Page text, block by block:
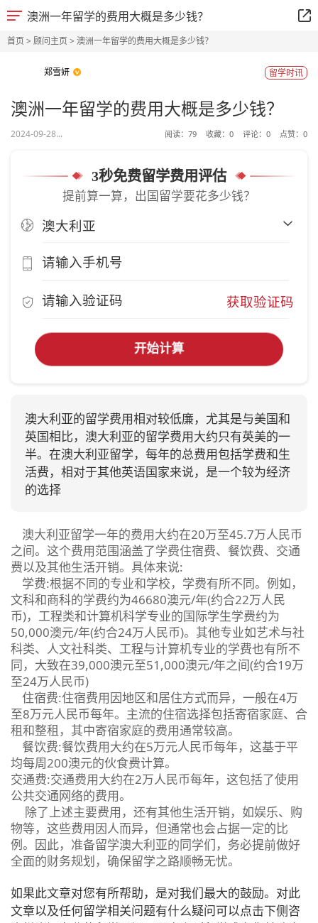
澳洲一年留学的费用大概是多少钱？
首页> 顾问主页> 澳洲一年留学的费用大概是多少钱？
郑雪妍 留学时讯
澳洲一年留学的费用大概是多少钱？
2024-09-28... 阅读： 79 收藏： 0 评论： 0 点赞： 0
3秒免费留学费用评估
提前算一算，出国留学要花多少钱？
获取验证码
开始计算
澳大利亚的留学费用相对较低廉，尤其是与美国和
英国相比，澳大利亚的留学费用大约只有英美的一
半。在澳大利亚留学，每年的总费用包括学费和生
活费，相对于其他英语国家来说，是一个较为经济
的选择
澳大利亚留学一年的费用大约在20万至45.7万人民币
之间。这个费用范围涵盖了学费住宿费、餐饮费、交通
费以及其他生活开销。具体来说:
学费:根据不同的专业和学校，学费有所不同。例如，
文科和商科的学费约为46680澳元/年(约合22万人民
币)，工程类和计算机科学专业的国际学生学费约为
50,000澳元/年(约合24万人民币)。其他专业如艺术与社
科类、人文社科类、工程与计算机专业的学费也有所不
同，大致在39,000澳元至51,000澳元/年之间(约合19万
至24万人民币)
住宿费:住宿费用因地区和居住方式而异，一般在4万
至8万元人民币每年。主流的住宿选择包括寄宿家庭、合
租和整租，其中寄宿家庭的费用通常较高。
餐饮费:餐饮费用大约在5万元人民币每年，这基于平
均每周200澳元的伙食费计算。
交通费:交通费用大约在2万人民币每年，这包括了使用
公共交通网络的费用。
除了上述主要费用，还有其他生活开销，如娱乐、购
物等，这些费用因人而异，但通常也会占据一定的比
例。因此，准备留学澳大利亚的同学们，务必提前做好
全面的财务规划，确保留学之路顺畅无忧。
如果此文章对您有所帮助，是对我们最大的鼓励。对此
文章以及任何留学相关问题有什么疑问可以点击下侧咨